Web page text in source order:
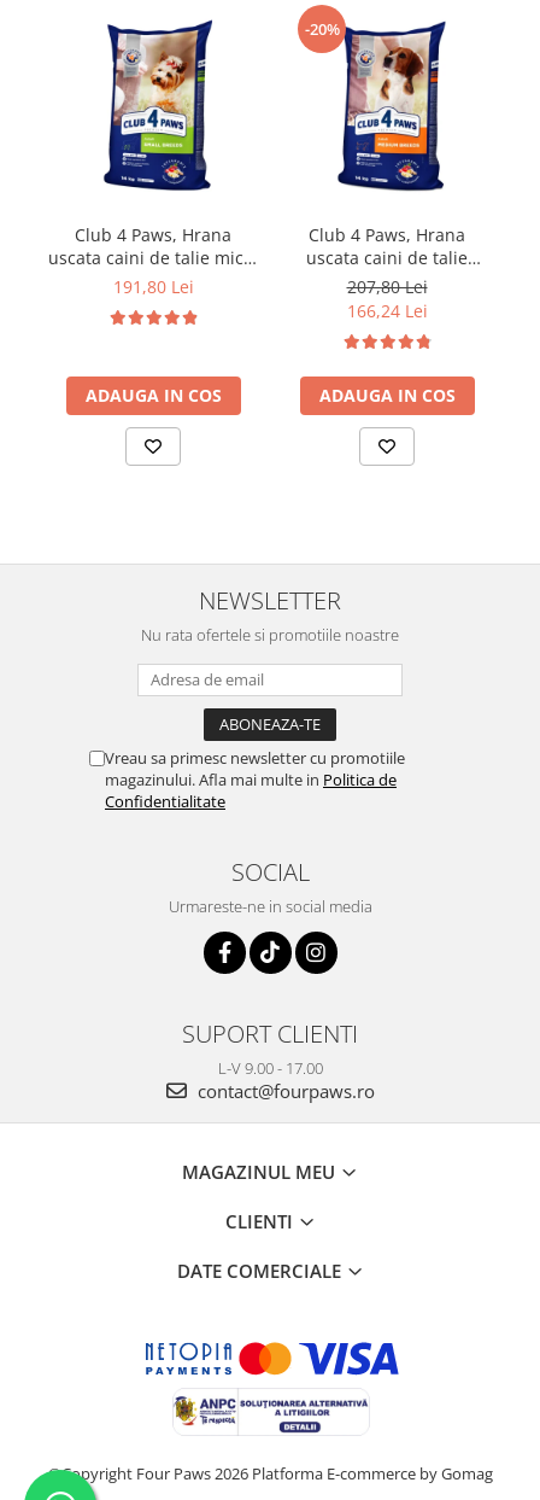
Club 4 Paws, Hrana
uscata caini de talie mica,
pui, 14kg
191,80 Lei
ADAUGA IN COS
-20%
Club 4 Paws, Hrana
uscata caini de talie
medie, pui, 14kg
207,80 Lei
166,24 Lei
ADAUGA IN COS
NEWSLETTER
Nu rata ofertele si promotiile noastre
Vreau sa primesc newsletter cu promotiile
magazinului. Afla mai multe in Politica de
Confidentialitate
SOCIAL
Urmareste-ne in social media
SUPORT CLIENTI
L-V 9.00 - 17.00
contact@fourpaws.ro
MAGAZINUL MEU
CLIENTI
DATE COMERCIALE
©Copyright Four Paws 2026 Platforma E-commerce by Gomag